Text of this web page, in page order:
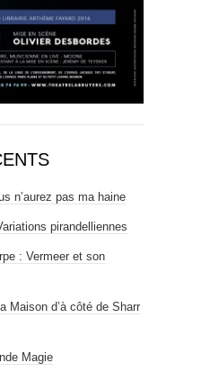
n’aurez pas ma haine
pirandelliennes
: Vermeer et son
Maison d’à côté de Sharr
Magie